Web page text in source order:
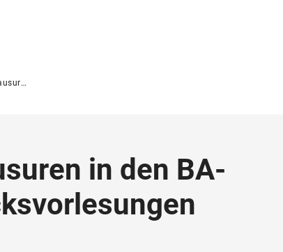
etc.)
in den BA-